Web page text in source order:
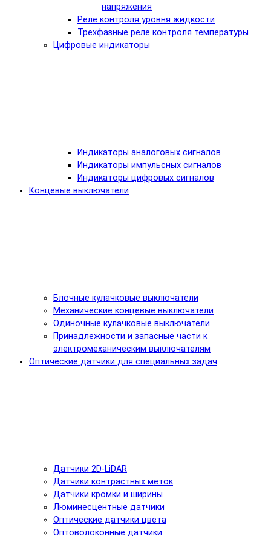
напряжения
Реле контроля уровня жидкости
Трехфазные реле контроля температуры
Цифровые индикаторы
Индикаторы аналоговых сигналов
Индикаторы импульсных сигналов
Индикаторы цифровых сигналов
Концевые выключатели
Блочные кулачковые выключатели
Механические концевые выключатели
Одиночные кулачковые выключатели
Принадлежности и запасные части к
электромеханическим выключателям
Оптические датчики для специальных задач
Датчики 2D-LiDAR
Датчики контрастных меток
Датчики кромки и ширины
Люминесцентные датчики
Оптические датчики цвета
Оптоволоконные датчики